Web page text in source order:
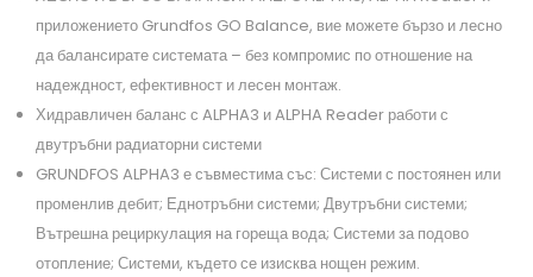
приложението Grundfos GO Balance, вие можете бързо и лесно
да балансирате системата – без компромис по отношение на
надеждност, ефективност и лесен монтаж.
Хидравличен баланс с ALPHA3 и ALPHA Reader работи с
двутръбни радиаторни системи
GRUNDFOS ALPHA3 е съвместима със: Системи с постоянен или
променлив дебит; Еднотръбни системи; Двутръбни системи;
Вътрешна рециркулация на гореща вода; Системи за подово
отопление; Системи, където се изисква нощен режим.